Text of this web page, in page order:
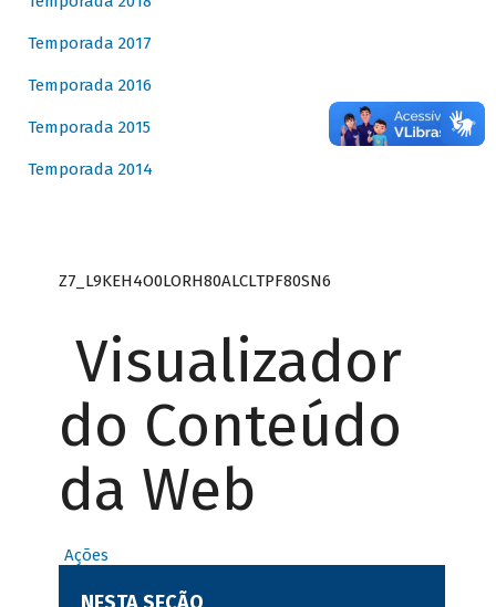
Temporada 2017
Temporada 2016
Temporada 2015
Temporada 2014
Z7_L9KEH4O0LORH80ALCLTPF80SN6
Visualizador
do Conteúdo
da Web
Ações